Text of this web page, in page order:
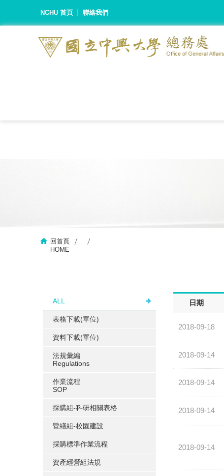
NCHU 首頁 聯絡我們
回首頁
HOME
ALL
表格下載(單位)
資料下載(單位)
法規彙編
Regulations
作業流程
SOP
採購組-科研相關表格
營繕組-校園建設
採購標準作業流程
資產經營組法規
日期
2018-09-18
2018-09-14
2018-09-14
2018-09-14
2018-09-14